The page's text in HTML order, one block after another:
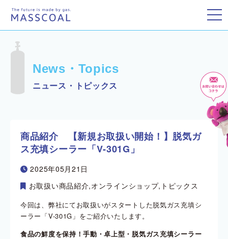
News・Topics
ニュース・トピックス
商品紹介 【新規お取扱い開始！】脱気ガ
ス充填シーラー「V-301G」
2025年05月21日
お取扱い商品紹介,オンラインショップ, トピックス
今回は、弊社にてお取扱いがスタートした脱気ガス充填シ
ーラー「V-301G」をご紹介いたします。
食品の鮮度を保持！手動・卓上型・脱気ガス充填シーラー